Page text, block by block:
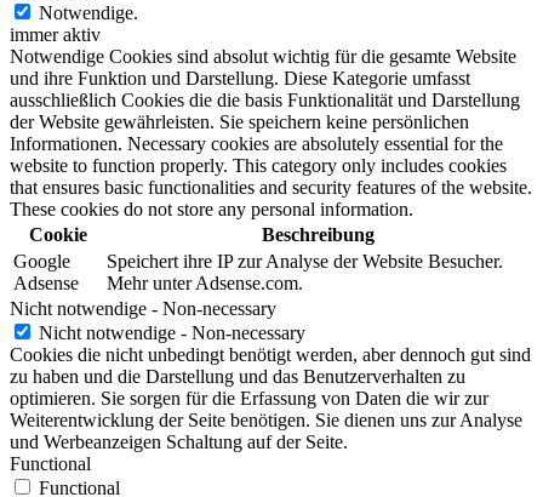
Notwendige.
immer aktiv
Notwendige Cookies sind absolut wichtig für die gesamte Website
und ihre Funktion und Darstellung. Diese Kategorie umfasst
ausschließlich Cookies die die basis Funktionalität und Darstellung
der Website gewährleisten. Sie speichern keine persönlichen
Informationen. Necessary cookies are absolutely essential for the
website to function properly. This category only includes cookies
that ensures basic functionalities and security features of the website.
These cookies do not store any personal information.
Cookie
Beschreibung
Google
Adsense
Speichert ihre IP zur Analyse der Website Besucher.
Mehr unter Adsense.com.
Nicht notwendige - Non-necessary
Nicht notwendige - Non-necessary
Cookies die nicht unbedingt benötigt werden, aber dennoch gut sind
zu haben und die Darstellung und das Benutzerverhalten zu
optimieren. Sie sorgen für die Erfassung von Daten die wir zur
Weiterentwicklung der Seite benötigen. Sie dienen uns zur Analyse
und Werbeanzeigen Schaltung auf der Seite.
Functional
Functional